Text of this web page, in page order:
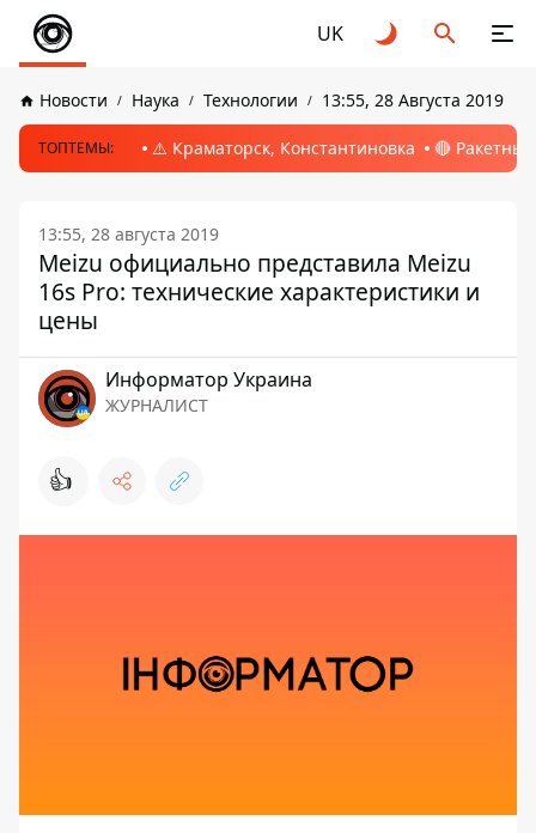
UK
Новости Наука Технологии 13:55, 28 Августа 2019
ТОПТЕМЫ: ⚠️ Краматорск, Константиновка 🔴
13:55, 28 августа 2019
Meizu официально представила Meizu
16s Pro: технические характеристики и
цены
Информатор Украина
ЖУРНАЛИСТ
👍